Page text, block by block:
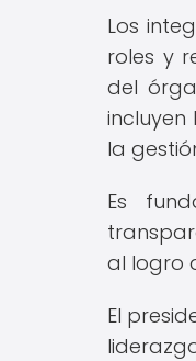
Los
roles y
del
incluyen
la
Es
al logro
El